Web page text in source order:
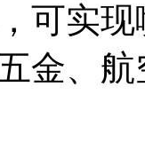
可实
金、